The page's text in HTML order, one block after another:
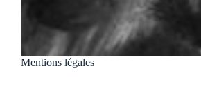
Mentions légales